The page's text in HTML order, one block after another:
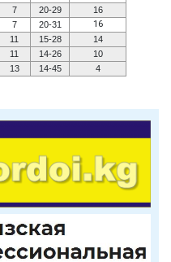
7 20-29
16
7 20-31 16
11 15-28
14
11 14-26
10
13 14-45 4